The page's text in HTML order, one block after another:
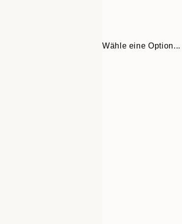
Wähle eine Option...